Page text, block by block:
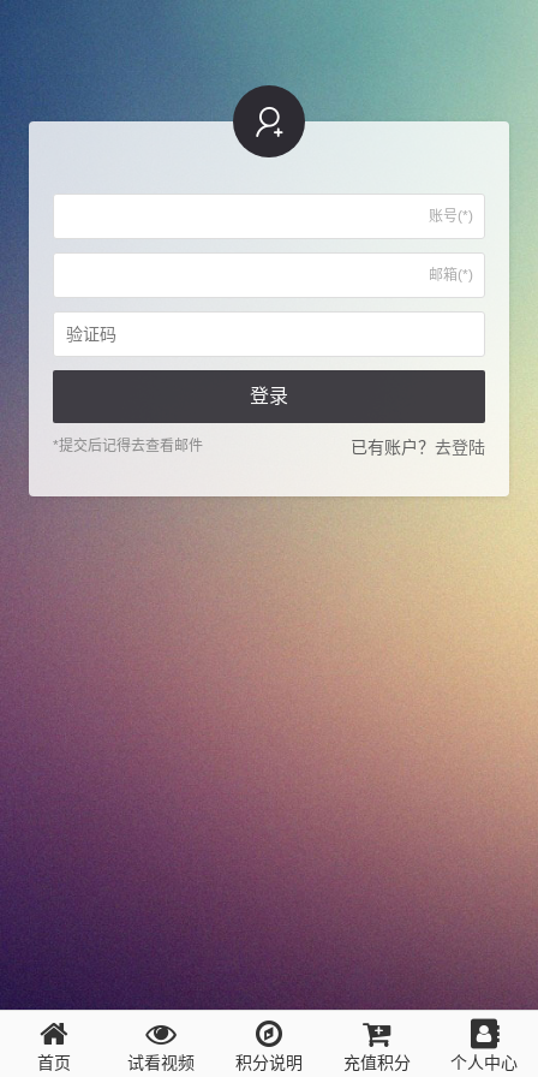
账号(*)
邮箱(*)
登录
*提交后记得去查看邮件 已有账户？ 去登陆
首页 试看视频 积分说明 充值积分 个人中心